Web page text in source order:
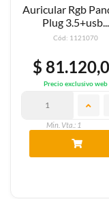
Auricular Rgb
Plug 3.5+usb...
Cód: 1121070
$
Precio exclusivo web
Min. Vta.: 1